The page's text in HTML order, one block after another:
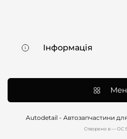
Інформація
Контакти
Договір оферти
Autodetail - Автозапчастини для
Cтворено в — OC